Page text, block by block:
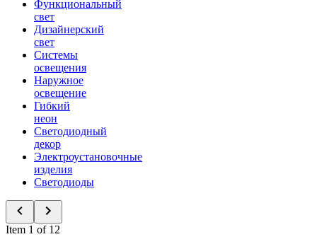
Функциональный
свет
Дизайнерский
свет
Системы
освещения
Наружное
освещение
Гибкий
неон
Светодиодный
декор
Электроустановочные
изделия
Светодиоды
Item 1 of 12